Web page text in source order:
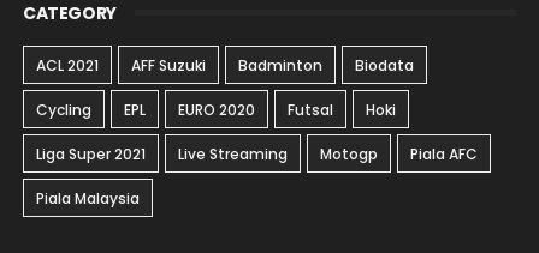
CATEGORY
ACL 2021 AFF Suzuki Badminton Biodata
Cycling EPL EURO 2020 Futsal Hoki
Liga Super 2021 Live Streaming Motogp Piala AFC
Piala Malaysia